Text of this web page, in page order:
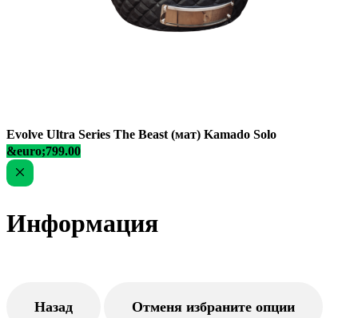
Evolve Ultra Series The Beast (мат) Kamado Solo
&euro;799.00
Информация
Назад Отменя избраните опции